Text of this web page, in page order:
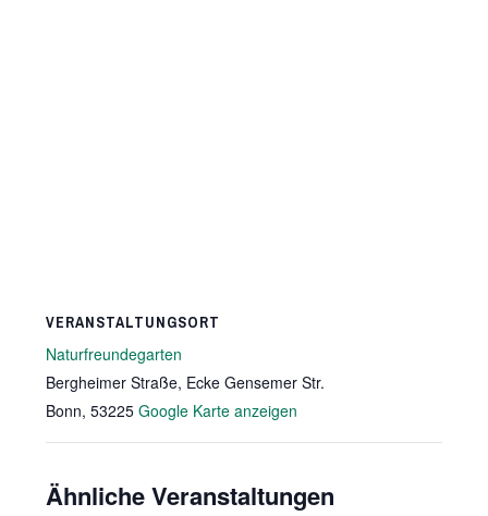
VERANSTALTUNGSORT
Naturfreundegarten
Bergheimer Straße, Ecke Gensemer Str.
Bonn, 53225 Google Karte anzeigen
Ähnliche Veranstaltungen